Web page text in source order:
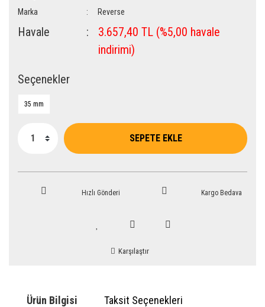
Marka
Reverse
Havale
3.657,40 TL (%5,00 havale
indirimi)
Seçenekler
35 mm
SEPETE EKLE
Hızlı Gönderi Kargo Bedava
Karşılaştır
Ürün Bilgisi Taksit Seçenekleri